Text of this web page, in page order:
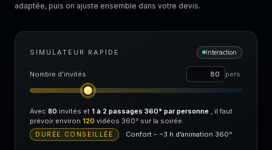
adaptée, puis on ajuste ensemble dans votre devis.
SIMULATEUR RAPIDE Interaction
Nombre d’invités pers.
Avec 80 invités et 1 à 2 passages 360° par personne
, il faut
prévoir environ 120 vidéos 360° sur la soirée.
DURÉE CONSEILLÉE Confort – ~3 h d’animation 360°